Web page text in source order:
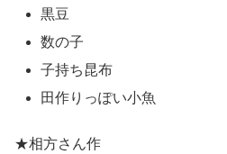
黒豆
数の子
子持ち昆布
田作りっぽい小魚
★相方さん作